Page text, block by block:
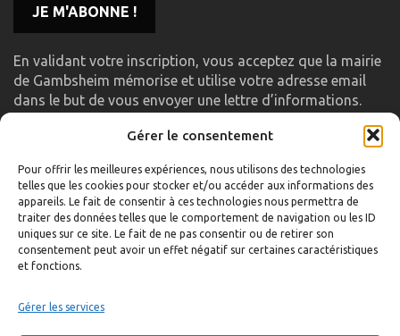
Gérer le consentement
Pour offrir les meilleures expériences, nous utilisons des technologies
telles que les cookies pour stocker et/ou accéder aux informations des
appareils. Le fait de consentir à ces technologies nous permettra de
traiter des données telles que le comportement de navigation ou les ID
uniques sur ce site. Le fait de ne pas consentir ou de retirer son
consentement peut avoir un effet négatif sur certaines caractéristiques
et fonctions.
Gérer les services
En validant votre inscription, vous acceptez que la mairie
de Gambsheim mémorise et utilise votre adresse email
dans le but de vous envoyer une lettre d’informations.
LIENS UTILES
Accueil
Formulaire de contact
Gambs TV
Mentions légales
Politique de confidentialité